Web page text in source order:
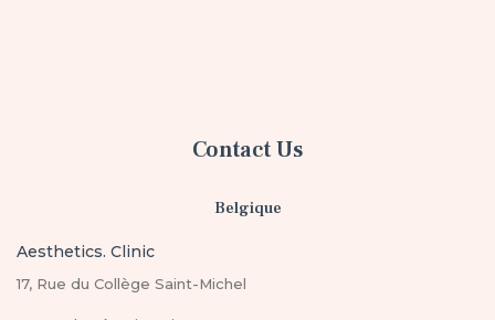
Contact Us
Belgique
Aesthetics. Clinic
17, Rue du Collège Saint-Michel